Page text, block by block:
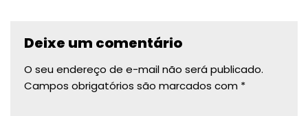
Deixe um comentário
O seu endereço de e-mail não será publicado.
Campos obrigatórios são marcados com *